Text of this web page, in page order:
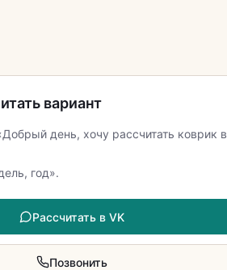
вариант
день, хочу рассчитать коврик в
год».
Рассчитать в VK
Позвонить